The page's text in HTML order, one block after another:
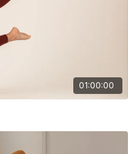
01:00:00